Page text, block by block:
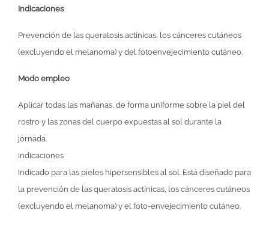
Indicaciones
Prevención de las queratosis actínicas, los cánceres cutáneos
(excluyendo el melanoma) y del fotoenvejecimiento cutáneo.
Modo empleo
Aplicar todas las mañanas, de forma uniforme sobre la piel del
rostro y las zonas del cuerpo expuestas al sol durante la
jornada.
Indicaciones
Indicado para las pieles hipersensibles al sol. Está diseñado para
la prevención de las queratosis actínicas, los cánceres cutáneos
(excluyendo el melanoma) y el foto-envejecimiento cutáneo.